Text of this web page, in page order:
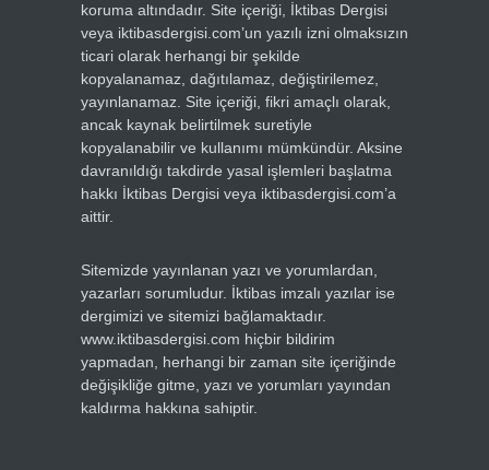
koruma altındadır. Site içeriği, İktibas Dergisi
veya iktibasdergisi.com’un yazılı izni olmaksızın
ticari olarak herhangi bir şekilde
kopyalanamaz, dağıtılamaz, değiştirilemez,
yayınlanamaz. Site içeriği, fikri amaçlı olarak,
ancak kaynak belirtilmek suretiyle
kopyalanabilir ve kullanımı mümkündür. Aksine
davranıldığı takdirde yasal işlemleri başlatma
hakkı İktibas Dergisi veya iktibasdergisi.com’a
aittir.
Sitemizde yayınlanan yazı ve yorumlardan,
yazarları sorumludur. İktibas imzalı yazılar ise
dergimizi ve sitemizi bağlamaktadır.
www.iktibasdergisi.com hiçbir bildirim
yapmadan, herhangi bir zaman site içeriğinde
değişikliğe gitme, yazı ve yorumları yayından
kaldırma hakkına sahiptir.